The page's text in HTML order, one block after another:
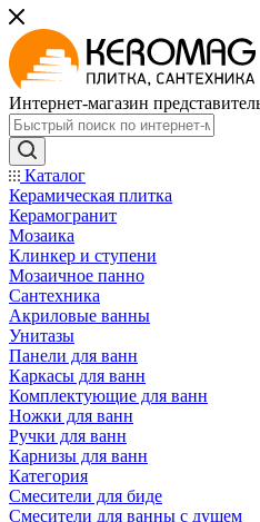
Интернет-магазин
Каталог
Керамическая плитка
Керамогранит
Мозаика
Клинкер и ступени
Мозаичное панно
Сантехника
Акриловые ванны
Унитазы
Панели для ванн
Каркасы для ванн
Комплектующие для ванн
Ножки для ванн
Ручки для ванн
Карнизы для ванн
Категория
Смесители для биде
Смесители для ванны с душем